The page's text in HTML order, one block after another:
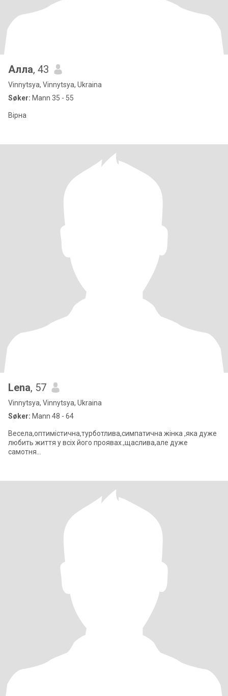
Алла, 43
Vinnytsya, Vinnytsya, Ukraina
Søker: Mann 35 - 55
Вірна
Lena, 57
Vinnytsya, Vinnytsya, Ukraina
Søker: Mann 48 - 64
Весела,оптимістична,турботлива,симпатична жінка ,яка дуже
любить життя у всіх його проявах.,щаслива,але дуже
самотня...